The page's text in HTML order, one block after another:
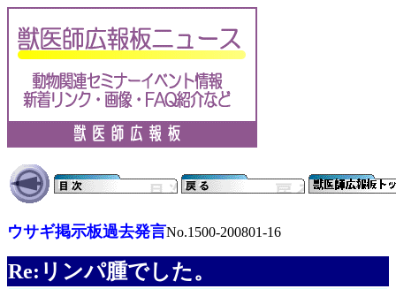
ウサギ掲示板過去発言No.1500-200801-16
Re:リンパ腫でした。